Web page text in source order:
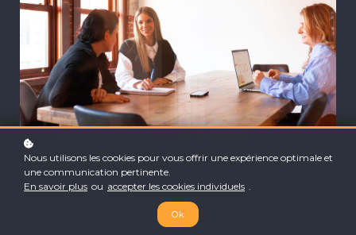
Nous utilisons les cookies pour vous offrir une expérience optimale et
une communication pertinente.
En savoir plus ou accepter les cookies individuels .
Ok